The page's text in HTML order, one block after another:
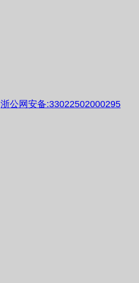
浙公网安备:33022502000295